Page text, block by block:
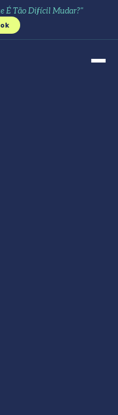
É Tão Difícil Mudar?"